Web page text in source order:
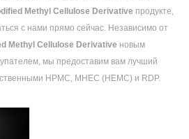
Methyl Cellulose Derivative продукте,
с нами прямо сейчас. Независимо от
Methyl Cellulose Derivative новым
мы предоставим вам лучший
HPMC, MHEC (HEMC) и RDP.